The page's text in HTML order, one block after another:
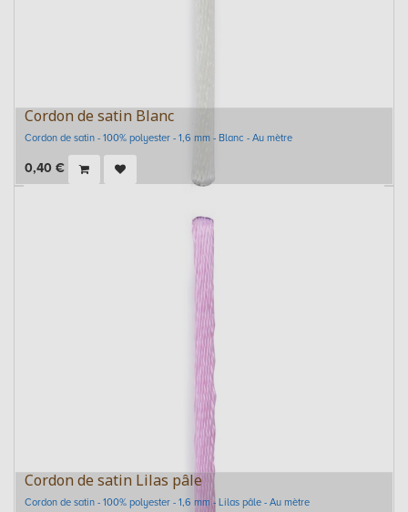
Cordon de satin Blanc
Cordon de satin - 100% polyester - 1,6 mm - Blanc - Au mètre
0,40 €
Cordon de satin Lilas pâle
Cordon de satin - 100% polyester - 1,6 mm - Lilas pâle - Au mètre